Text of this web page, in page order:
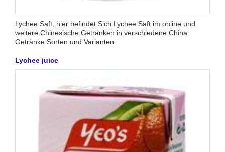
Lychee Saft, hier befindet Sich Lychee Saft im online und
weitere Chinesische Getränken in verschiedene China
Getränke Sorten und Varianten
Lychee juice